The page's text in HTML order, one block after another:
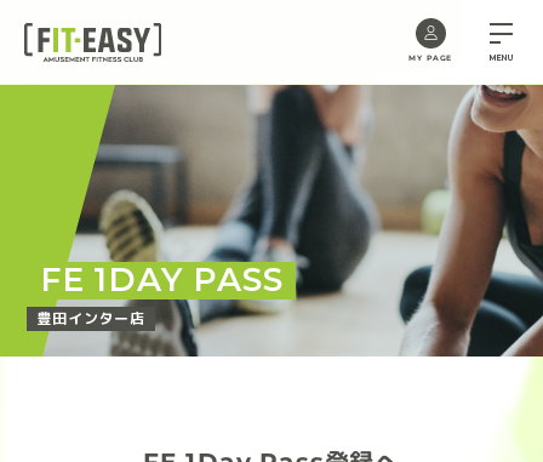
content
MY PAGE MENU
FE 1DAY PASS
豊田インター店